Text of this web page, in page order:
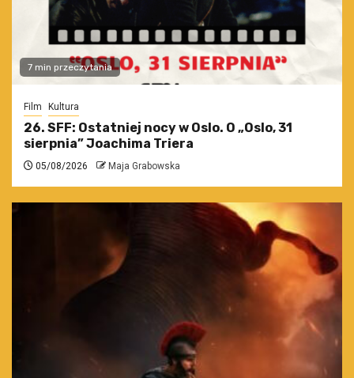
7 min przeczytania
Film Kultura
26. SFF: Ostatniej nocy w Oslo. O „Oslo, 31
sierpnia” Joachima Triera
05/08/2026 Maja Grabowska